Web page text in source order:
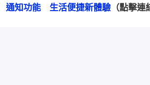
通知功能　生活便捷新體驗（點擊連